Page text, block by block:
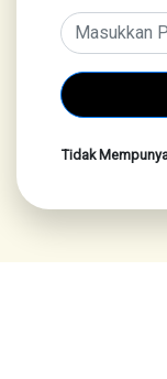
Tidak